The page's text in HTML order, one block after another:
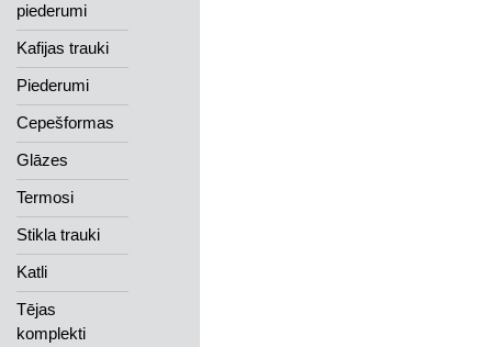
piederumi
Kafijas trauki
Piederumi
Cepešformas
Glāzes
Termosi
Stikla trauki
Katli
Tējas
komplekti